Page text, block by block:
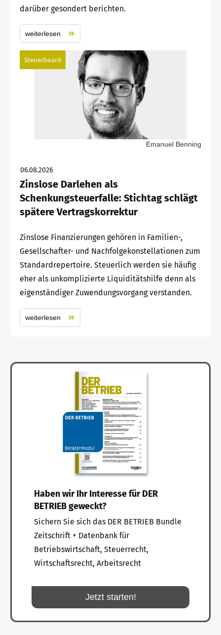
darüber gesondert berichten.
weiterlesen
Steuerboard
Emanuel Benning
06.08.2026
Zinslose Darlehen als
Schenkungsteuerfalle: Stichtag schlägt
spätere Vertragskorrektur
Zinslose Finanzierungen gehören in Familien-,
Gesellschafter- und Nachfolgekonstellationen zum
Standardrepertoire. Steuerlich werden sie häufig
eher als unkomplizierte Liquiditätshilfe denn als
eigenständiger Zuwendungsvorgang verstanden.
weiterlesen
Haben wir Ihr Interesse für DER
BETRIEB geweckt?
Sichern Sie sich das DER BETRIEB Bundle
Zeitschrift + Datenbank für
Betriebswirtschaft, Steuerrecht,
Wirtschaftsrecht, Arbeitsrecht
Jetzt starten!